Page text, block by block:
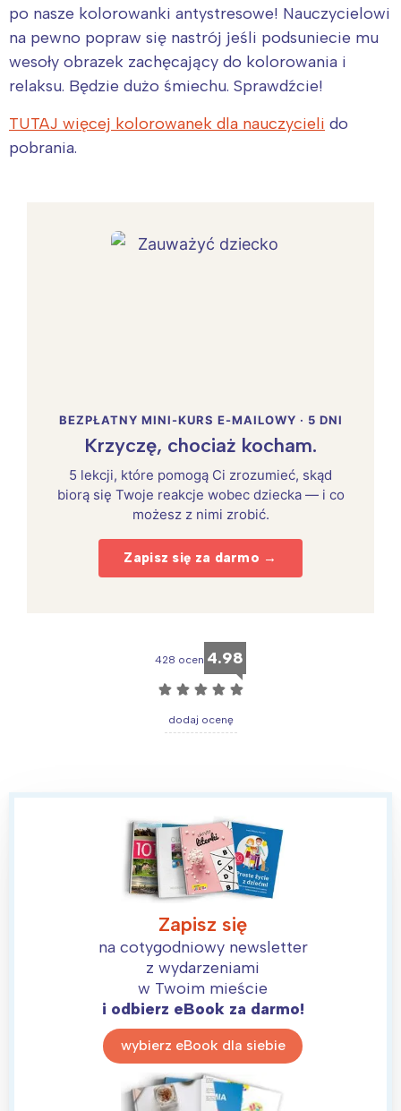
po nasze kolorowanki antystresowe! Nauczycielowi
na pewno popraw się nastrój jeśli podsuniecie mu
wesoły obrazek zachęcający do kolorowania i
relaksu. Będzie dużo śmiechu. Sprawdźcie!
TUTAJ więcej kolorowanek dla nauczycieli do
pobrania.
BEZPŁATNY MINI-KURS E-MAILOWY · 5 DNI
Krzyczę, chociaż kocham.
5 lekcji, które pomogą Ci zrozumieć, skąd
biorą się Twoje reakcje wobec dziecka — i co
możesz z nimi zrobić.
Zapisz się za darmo →
428 ocen 4.98
☆ ☆ ☆ ☆ ☆
dodaj ocenę
Zapisz się
na cotygodniowy newsletter
z wydarzeniami
w Twoim mieście
i odbierz eBook za darmo!
wybierz eBook dla siebie